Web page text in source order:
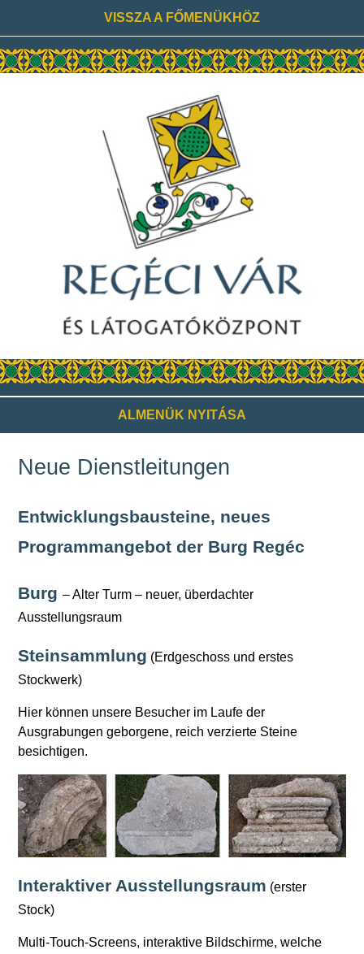
VISSZA A FŐMENÜKHÖZ
ALMENÜK NYITÁSA
Neue Dienstleitungen
Entwicklungsbausteine, neues
Programmangebot der Burg Regéc
Burg– Alter Turm – neuer, überdachter
Ausstellungsraum
Steinsammlung (Erdgeschoss und erstes
Stockwerk)
Hier können unsere Besucher im Laufe der
Ausgrabungen geborgene, reich verzierte Steine
besichtigen.
Interaktiver Ausstellungsraum (erster
Stock)
Multi-Touch-Screens, interaktive Bildschirme, welche